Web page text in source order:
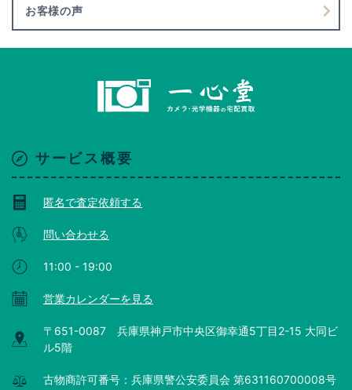
お客様の声
サービス概要
匿名で査定依頼する
問い合わせる
11:00 - 19:00
営業カレンダーを見る
〒651-0087 兵庫県神戸市中央区御幸通5丁目2-15 大同ビ
ル5階
古物商許可番号：兵庫県警公安委員会 第631160700008号